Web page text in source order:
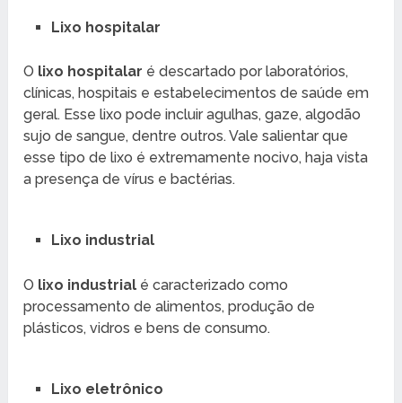
Lixo hospitalar
O lixo hospitalar é descartado por laboratórios,
clínicas, hospitais e estabelecimentos de saúde em
geral. Esse lixo pode incluir agulhas, gaze, algodão
sujo de sangue, dentre outros. Vale salientar que
esse tipo de lixo é extremamente nocivo, haja vista
a presença de vírus e bactérias.
Lixo industrial
O lixo industrial é caracterizado como
processamento de alimentos, produção de
plásticos, vidros e bens de consumo.
Lixo eletrônico